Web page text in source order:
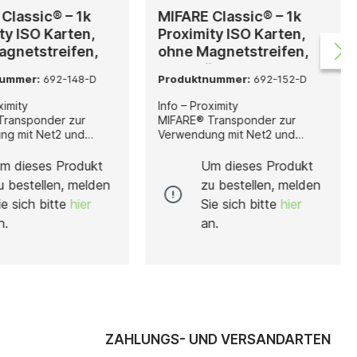
Classic® – 1k
ISO Karten,
692-148-D
zur
mit Net2 und
die MIFARE
verwenden.Karten
Sets von 10 Stück
lieferbar in
Benutzer-Daten
dieses Produkt
bestellen, melden
sich bittehier
MIFARE Classic® – 1k
Proximity ISO Karten,
ohne Magnetstreifen,
500 Stück
Produktnummer: 692-152-D
Info – Proximity
MIFARE® Transponder zur
Verwendung mit Net2 und
Fremdlesern, die MIFARE
Technologie verwenden.Karten
lieferbar in Sets von 10 Stück
und 500 Stück.
Schlüsselanhänger lieferbar in
werden die Benutzer-Daten
Um dieses Produkt
zu bestellen, melden
Sie sich bittehier
an.
ZAHLUNGS- UND VERSANDARTEN